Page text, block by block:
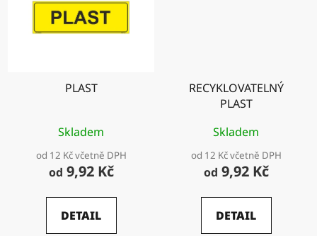
PLAST
Skladem
od 12 Kč včetně DPH
od 9,92 Kč
DETAIL
RECYKLOVATELNÝ
PLAST
Skladem
od 12 Kč včetně DPH
od 9,92 Kč
DETAIL